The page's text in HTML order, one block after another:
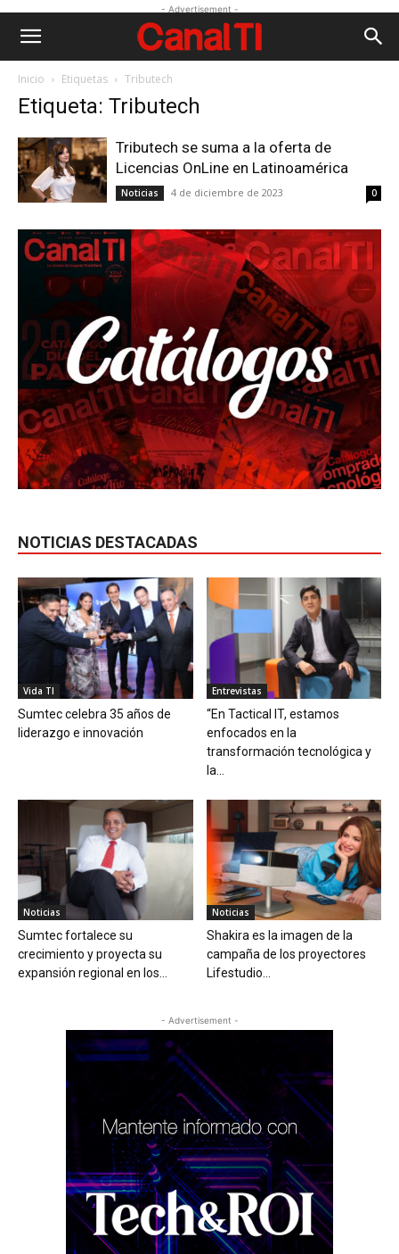
- Advertisement -
Inicio Etiquetas Tributech
Etiqueta: Tributech
Tributech se suma a la oferta de
Licencias OnLine en Latinoamérica
Noticias 4 de diciembre de 2023 0
NOTICIAS DESTACADAS
Vida TI
Sumtec celebra 35 años de
liderazgo e innovación
Entrevistas
“En Tactical IT, estamos
enfocados en la
transformación tecnológica y
la...
Noticias
Sumtec fortalece su
crecimiento y proyecta su
expansión regional en los...
Noticias
Shakira es la imagen de la
campaña de los proyectores
Lifestudio...
- Advertisement -